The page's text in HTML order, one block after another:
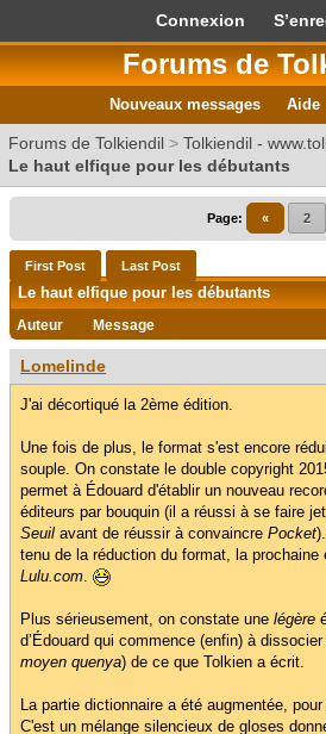
Connexion
Forums de
Nouveaux messages Aide
Forums de Tolkiendil > Tolkiendil -
Le haut elfique pour les débutants
Page: « 2
First Post Last Post
Le haut elfique pour les débutants
Auteur Message
Lomelinde
J'ai décortiqué la 2ème édition.
Une fois de plus, le format s'est encore
souple. On constate le double copyright
permet à Édouard d'établir un nouveau
éditeurs par bouquin (il a réussi à se faire
Seuil avant de réussir à convaincre Pocket
tenu de la réduction du format, la prochaine
Lulu.com.
Plus sérieusement, on constate une légère
d’Édouard qui commence (enfin) à
moyen quenya) de ce que Tolkien a écrit.
La partie dictionnaire a été augmentée,
C'est un mélange silencieux de gloses